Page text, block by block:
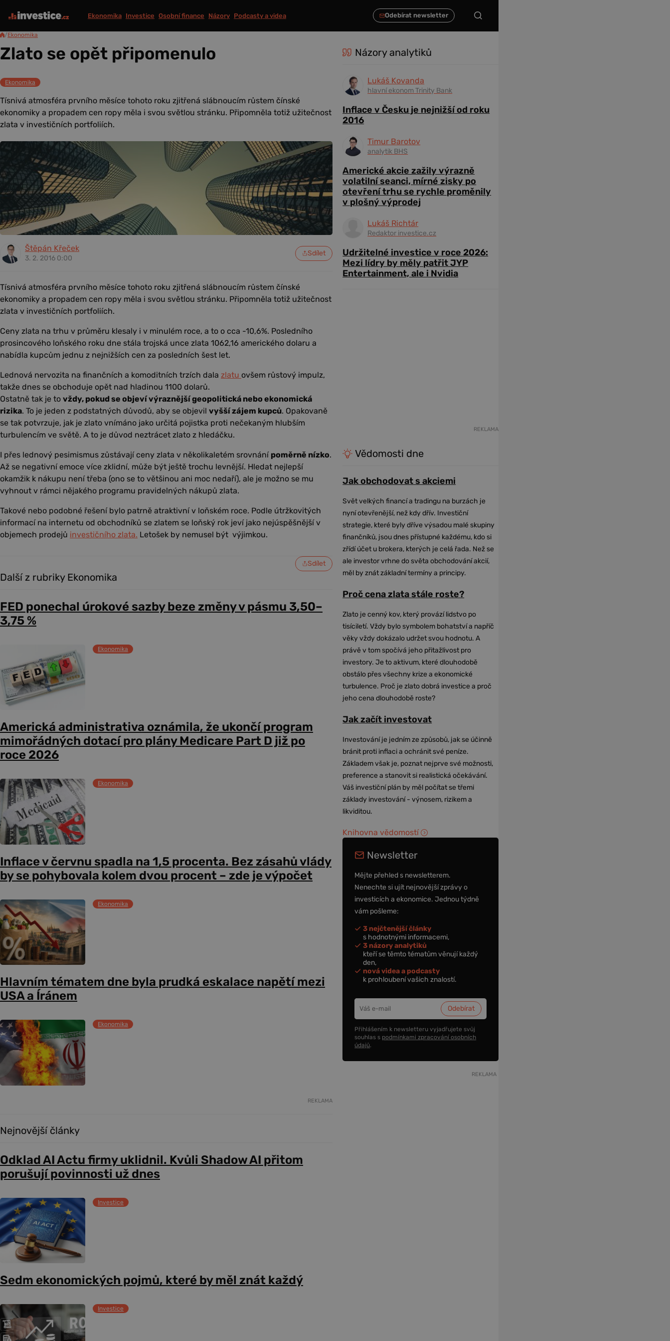
Ekonomika Investice Osobní finance Názory Podcasty a videa
/Ekonomika
Zlato se opět připomenulo
Ekonomika
Tísnivá atmosféra prvního měsíce tohoto roku zjitřená slábnoucím růstem čínské
ekonomiky a propadem cen ropy měla i svou světlou stránku. Připomněla totiž užitečnost
zlata v investičních portfoliích.
Štěpán Křeček
3. 2. 2016 0:00
Sdílet
Tísnivá atmosféra prvního měsíce tohoto roku zjitřená slábnoucím růstem čínské
ekonomiky a propadem cen ropy měla i svou světlou stránku. Připomněla totiž užitečnost
zlata v investičních portfoliích.
Ceny zlata na trhu v průměru klesaly i v minulém roce, a to o cca -10,6%. Posledního
prosincového loňského roku dne stála trojská unce zlata 1062,16 amerického dolaru a
nabídla kupcům jednu z nejnižších cen za posledních šest let.
Lednová nervozita na finančních a komoditních trzích dala zlatu ovšem růstový impulz,
takže dnes se obchoduje opět nad hladinou 1100 dolarů.
Ostatně tak je to vždy, pokud se objeví výraznější geopolitická nebo ekonomická
rizika. To je jeden z podstatných důvodů, aby se objevil vyšší zájem kupců. Opakovaně
se tak potvrzuje, jak je zlato vnímáno jako určitá pojistka proti nečekaným hlubším
turbulencím ve světě. A to je důvod neztrácet zlato z hledáčku.
I přes lednový pesimismus zůstávají ceny zlata v několikaletém srovnání poměrně nízko.
Až se negativní emoce více zklidní, může být ještě trochu levnější. Hledat nejlepší
okamžik k nákupu není třeba (ono se to většinou ani moc nedaří), ale je možno se mu
vyhnout v rámci nějakého programu pravidelných nákupů zlata.
Takové nebo podobné řešení bylo patrně atraktivní v loňském roce. Podle útržkovitých
informací na internetu od obchodníků se zlatem se loňský rok jeví jako nejúspěšnější v
objemech prodejů investičního zlata. Letošek by nemusel být výjimkou.
Sdílet
Další z rubriky Ekonomika
FED ponechal úrokové sazby beze změny v pásmu 3,50–
3,75 %
Ekonomika
Americká administrativa oznámila, že ukončí program
mimořádných dotací pro plány Medicare Part D již po
roce 2026
Ekonomika
Inflace v červnu spadla na 1,5 procenta. Bez zásahů vlády
by se pohybovala kolem dvou procent – zde je výpočet
Ekonomika
Hlavním tématem dne byla prudká eskalace napětí mezi
USA a Íránem
Ekonomika
REKLAMA
Nejnovější články
Odklad AI Actu firmy uklidnil. Kvůli Shadow AI přitom
porušují povinnosti už dnes
Investice
Sedm ekonomických pojmů, které by měl znát každý
Investice
Názory analytiků
Lukáš Kovanda
hlavní ekonom Trinity Bank
Inflace v Česku je nejnižší od roku
2016
Timur Barotov
analytik BHS
Americké akcie zažily výrazně
volatilní seanci, mírné zisky po
otevření trhu se rychle proměnily
v plošný výprodej
Lukáš Richtár
Redaktor investice.cz
Udržitelné investice v roce 2026:
Mezi lídry by měly patřit JYP
Entertainment, ale i Nvidia
REKLAMA
Vědomosti dne
Jak obchodovat s akciemi
Svět velkých financí a tradingu na burzách je
nyní otevřenější, než kdy dřív. Investiční
strategie, které byly dříve výsadou malé skupiny
finančníků, jsou dnes přístupné každému, kdo si
zřídí účet u brokera, kterých je celá řada. Než se
ale investor vrhne do světa obchodování akcií,
měl by znát základní termíny a principy.
Proč cena zlata stále roste?
Zlato je cenný kov, který provází lidstvo po
tisíciletí. Vždy bylo symbolem bohatství a napříč
věky vždy dokázalo udržet svou hodnotu. A
právě v tom spočívá jeho přitažlivost pro
investory. Je to aktivum, které dlouhodobě
obstálo přes všechny krize a ekonomické
turbulence. Proč je zlato dobrá investice a proč
jeho cena dlouhodobě roste?
Jak začít investovat
Investování je jedním ze způsobů, jak se účinně
bránit proti inflaci a ochránit své peníze.
Základem však je, poznat nejprve své možnosti,
preference a stanovit si realistická očekávání.
Váš investiční plán by měl počítat se třemi
základy investování - výnosem, rizikem a
likviditou.
Knihovna vědomostí
Newsletter
Mějte přehled s newsletterem.
Nenechte si ujít nejnovější zprávy o
investicích a ekonomice. Jednou týdně
vám pošleme:
3 nejčtenější články
s hodnotnými informacemi,
3 názory analytiků
kteří se těmto tématům věnují každý
den,
nová videa a podcasty
k prohloubení vašich znalostí.
Přihlášením k newsletteru vyjadřujete svůj
souhlas s podmínkami zpracování osobních
údajů.
REKLAMA